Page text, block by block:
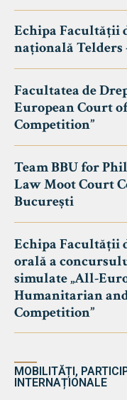
Echipa Facultății
națională
Facultatea de
European Court
Competition”
Team BBU for
Law Moot Court
București
Echipa Facultății
orală a
simulate „All-
Humanitarian
Competition”
MOBILITĂȚI,
INTERNAȚIONALE